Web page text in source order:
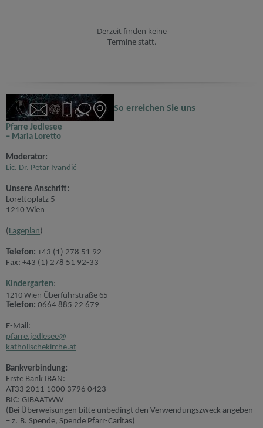
Derzeit finden keine
Termine statt.
So erreichen Sie uns
Pfarre Jedlesee
– Maria Loretto
Moderator:
Lic. Dr. Petar Ivandić
Unsere Anschrift:
Lorettoplatz 5
1210 Wien
(Lageplan)
Telefon: +43 (1) 278 51 92
Fax: +43 (1) 278 51 92-33
Kindergarten:
1210 Wien Überfuhrstraße 65
Telefon: 0664 885 22 679
E-Mail:
pfarre.jedlesee@
katholischekirche.at
Bankverbindung:
Erste Bank IBAN:
AT33 2011 1000 3796 0423
BIC: GIBAATWW
(Bei Überweisungen bitte unbedingt den Verwendungszweck angeben
– z. B. Spende, Spende Pfarr-Caritas)